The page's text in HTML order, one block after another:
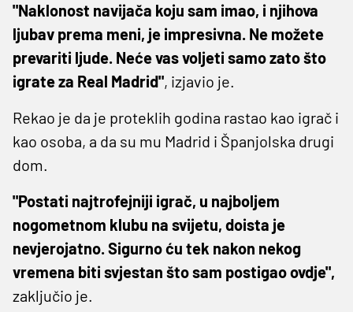
"Naklonost navijača koju sam imao, i njihova
ljubav prema meni, je impresivna. Ne možete
prevariti ljude. Neće vas voljeti samo zato što
igrate za Real Madrid", izjavio je.
Rekao je da je proteklih godina rastao kao igrač i
kao osoba, a da su mu Madrid i Španjolska drugi
dom.
"Postati najtrofejniji igrač, u najboljem
nogometnom klubu na svijetu, doista je
nevjerojatno. Sigurno ću tek nakon nekog
vremena biti svjestan što sam postigao ovdje",
zaključio je.